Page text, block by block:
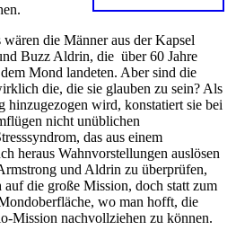
die Männer aus der Kapsel
Buzz Aldrin, die über 60 Jahre
Mond landeten. Aber sind die
die, die sie glauben zu sein? Als
hinzugezogen wird, konstatiert sie bei
nicht unüblichen
das aus einem
heraus Wahnvorstellungen auslösen
und Aldrin zu überprüfen,
die große Mission, doch statt zum
wo man hofft, die
Mission nachvollziehen zu können.